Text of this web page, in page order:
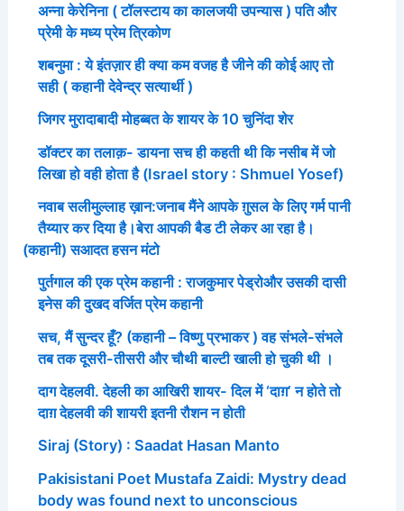
अन्ना केरेनिना ( टॉलस्टाय का कालजयी उपन्यास ) पति और
प्रेमी के मध्य प्रेम त्रिकोण
शबनुमा : ये इंतज़ार ही क्या कम वजह है जीने की कोई आए तो
सही ( कहानी देवेन्द्र सत्यार्थी )
जिगर मुरादाबादी मोहब्बत के शायर के 10 चुनिंदा शेर
डॉक्टर का तलाक़- डायना सच ही कहती थी कि नसीब में जो
लिखा हो वही होता है (Israel story : Shmuel Yosef)
नवाब सलीमुल्लाह ख़ान:जनाब मैंने आपके ग़ुसल के लिए गर्म पानी
तैय्यार कर दिया है।बेरा आपकी बैड टी लेकर आ रहा है।
(कहानी) सआदत हसन मंटो
पुर्तगाल की एक प्रेम कहानी : राजकुमार पेड्रोऔर उसकी दासी
इनेस की दुखद वर्जित प्रेम कहानी
सच, मैं सुन्दर हूँ? (कहानी – विष्णु प्रभाकर ) वह संभले-संभले
तब तक दूसरी-तीसरी और चौथी बाल्टी खाली हो चुकी थी ।
दाग देहलवी. देहली का आखिरी शायर- दिल में ‘दाग़’ न होते तो
दाग़ देहलवी की शायरी इतनी रौशन न होती
Siraj (Story) : Saadat Hasan Manto
Pakisistani Poet Mustafa Zaidi: Mystry dead
body was found next to unconscious